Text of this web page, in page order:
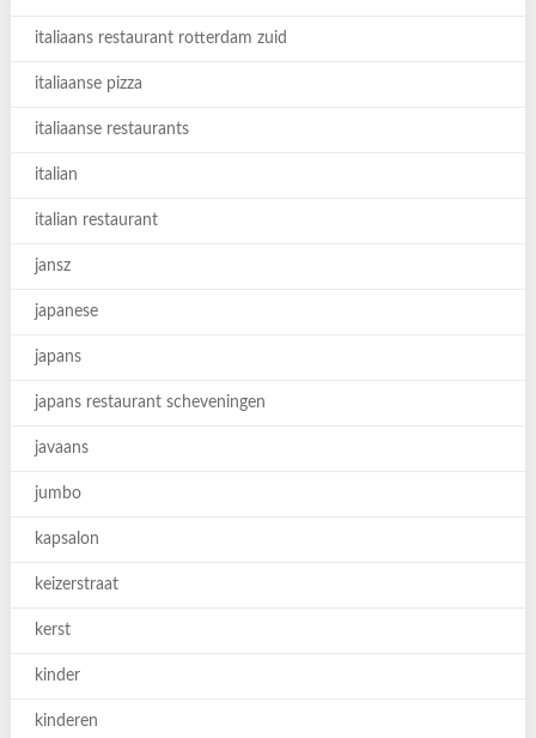
italiaans restaurant rotterdam zuid
italiaanse pizza
italiaanse restaurants
italian
italian restaurant
jansz
japanese
japans
japans restaurant scheveningen
javaans
jumbo
kapsalon
keizerstraat
kerst
kinder
kinderen